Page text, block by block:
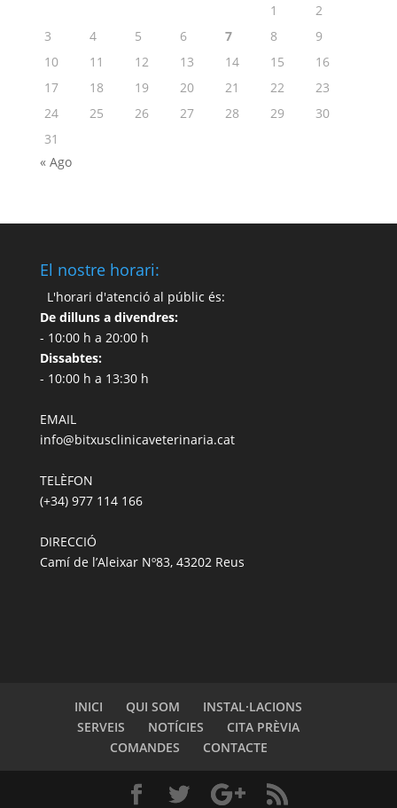
1
2
3
4 5 6 7 8
9
10
11 12 13 14 15
16
17
18 19 20 21 22
23
24
25 26 27 28 29
30
31
« Ago
El nostre horari:
L'horari d'atenció al públic és:
De dilluns a divendres:
- 10:00 h a 20:00 h
Dissabtes:
- 10:00 h a 13:30 h
EMAIL
info@bitxusclinicaveterinaria.cat
TELÈFON
(+34) 977 114 166
DIRECCIÓ
Camí de l’Aleixar Nº83, 43202 Reus
INICI QUI SOM
INSTAL·LACIONS
SERVEIS
NOTÍCIES
CITA PRÈVIA
COMANDES
CONTACTE